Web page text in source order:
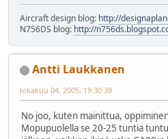
Aircraft design blog: http://
N756DS blog: http://
Antti Laukkanen
lokakuu 04, 2005, 19:30:39
No joo, kuten mainittua,
Mopupuolella se 20-25 tuntia